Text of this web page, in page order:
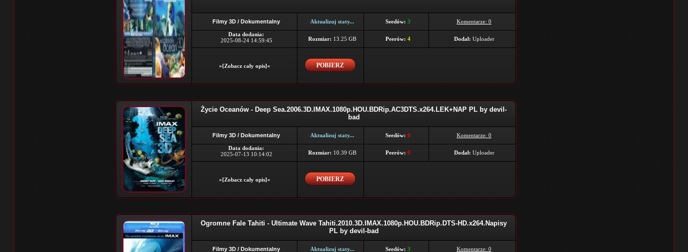
Filmy 3D / Dokumentalny Aktualizuj staty... Seedów: 3 Komentarze: 0
Data dodania:
2025-08-24 14:59:45
Rozmiar: 13.25 GB Peerów: 4 Dodał: Uploader
»[Zobacz cały opis]« POBIERZ
Życie Oceanów - Deep Sea.2006.3D.IMAX.1080p.HOU.BDRip.AC3DTS.x264.LEK+NAP PL by devil-
bad
Filmy 3D / Dokumentalny Aktualizuj staty... Seedów: 0 Komentarze: 0
Data dodania:
2025-07-13 10:14:02
Rozmiar: 10.39 GB Peerów: 0 Dodał: Uploader
»[Zobacz cały opis]« POBIERZ
Ogromne Fale Tahiti - Ultimate Wave Tahiti.2010.3D.IMAX.1080p.HOU.BDRip.DTS-HD.x264.Napisy
PL by devil-bad
Filmy 3D / Dokumentalny Aktualizuj staty... Seedów: 3 Komentarze: 0